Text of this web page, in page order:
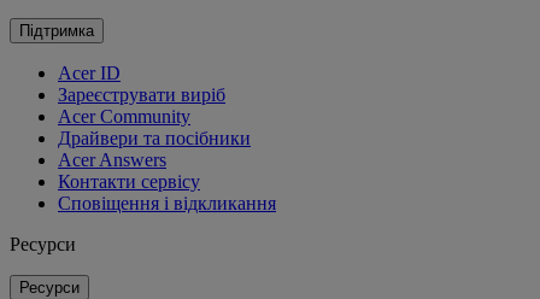
Підтримка
Acer ID
Зареєструвати виріб
Acer Community
Драйвери та посібники
Acer Answers
Контакти сервісу
Сповіщення і відкликання
Ресурси
Ресурси